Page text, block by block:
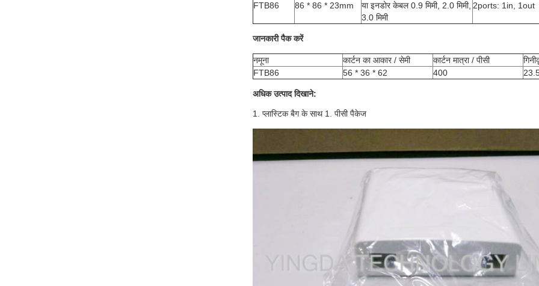
FTB86 86 * 86 * 23mm
या इनडोर केबल 0.9 मिमी, 2.0 मिमी,
3.0 मिमी
2ports: 1in, 1out
जानकारी पैक करें
नमूना कार्टन का आकार / सेमी कार्टन मात्रा / पीसी
FTB86
56 * 36 * 62 400
अधिक उत्पाद दिखाने:
1. प्लास्टिक बैग के साथ 1. पीसी पैकेज